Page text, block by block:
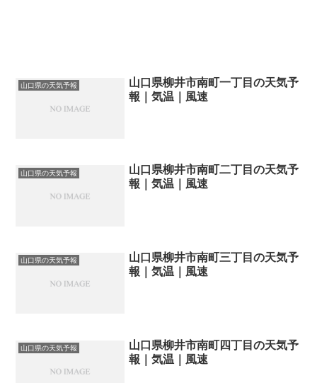
山口県の天気予報
山口県柳井市南町一丁目の天気予
報｜気温｜風速
山口県の天気予報
山口県柳井市南町二丁目の天気予
報｜気温｜風速
山口県の天気予報
山口県柳井市南町三丁目の天気予
報｜気温｜風速
山口県の天気予報
山口県柳井市南町四丁目の天気予
報｜気温｜風速